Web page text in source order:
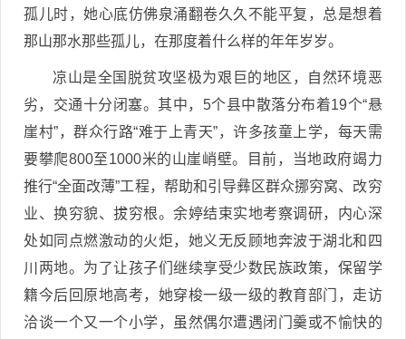
孤儿时，她心底仿佛泉涌翻卷久久不能平复，总是想着
那山那水那些孤儿，在那度着什么样的年年岁岁。
凉山是全国脱贫攻坚极为艰巨的地区，自然环境恶
劣，交通十分闭塞。其中，5个县中散落分布着19个“悬
崖村”，群众行路“难于上青天”，许多孩童上学，每天需
要攀爬800至1000米的山崖峭壁。目前，当地政府竭力
推行“全面改薄”工程，帮助和引导彝区群众挪穷窝、改穷
业、换穷貌、拔穷根。余婷结束实地考察调研，内心深
处如同点燃激动的火炬，她义无反顾地奔波于湖北和四
川两地。为了让孩子们继续享受少数民族政策，保留学
籍今后回原地高考，她穿梭一级一级的教育部门，走访
洽谈一个又一个小学，虽然偶尔遭遇闭门羹或不愉快的